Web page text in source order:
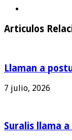
Articulos
Llaman a
7 julio, 2026
Suralis llama